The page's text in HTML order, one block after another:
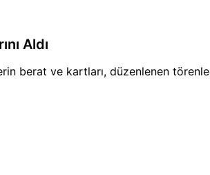
Aldı
berat ve kartları, düzenlenen törenle